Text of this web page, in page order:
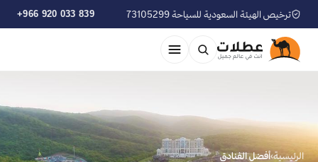
ترخيص الهيئة السعودية للسياحة 73105299 +966 920 033 839
الرئيسية›أفضل الفنادق